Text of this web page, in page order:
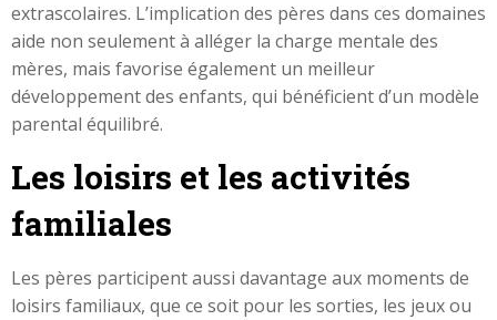
extrascolaires. L’implication des pères dans ces domaines
aide non seulement à alléger la charge mentale des
mères, mais favorise également un meilleur
développement des enfants, qui bénéficient d’un modèle
parental équilibré.
Les loisirs et les activités
familiales
Les pères participent aussi davantage aux moments de
loisirs familiaux, que ce soit pour les sorties, les jeux ou